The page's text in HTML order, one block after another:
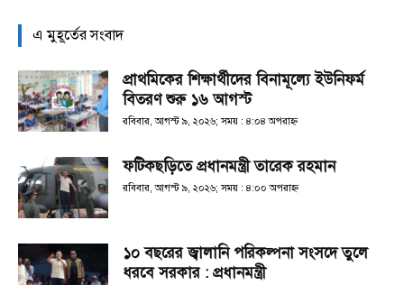
এ মুহূর্তের সংবাদ
প্রাথমিকের শিক্ষার্থীদের বিনামূল্যে ইউনিফর্ম
বিতরণ শুরু ১৬ আগস্ট
রবিবার, আগস্ট ৯, ২০২৬; সময় : ৪:০৪ অপরাহ্ণ
ফটিকছড়িতে প্রধানমন্ত্রী তারেক রহমান
রবিবার, আগস্ট ৯, ২০২৬; সময় : ৪:০০ অপরাহ্ণ
১০ বছরের জ্বালানি পরিকল্পনা সংসদে তুলে
ধরবে সরকার : প্রধানমন্ত্রী